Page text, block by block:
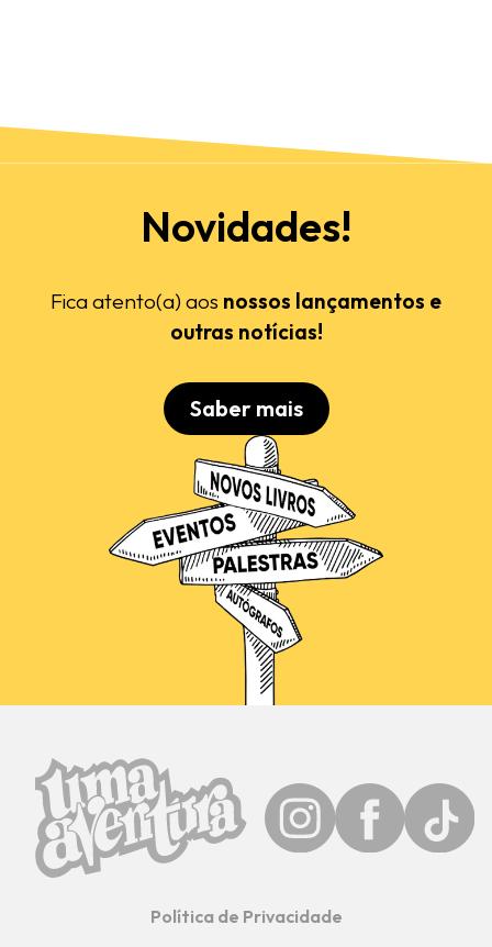
Novidades!
Fica atento(a) aos nossos lançamentos e
outras notícias!
Saber mais
Política de Privacidade